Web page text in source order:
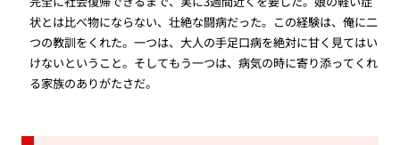
状とは比べ物にならない、壮絶な闘病だった。この経験は、俺に二
つの教訓をくれた。一つは、大人の手足口病を絶対に甘く見てはい
けないということ。そしてもう一つは、病気の時に寄り添ってくれ
る家族のありがたさだ。